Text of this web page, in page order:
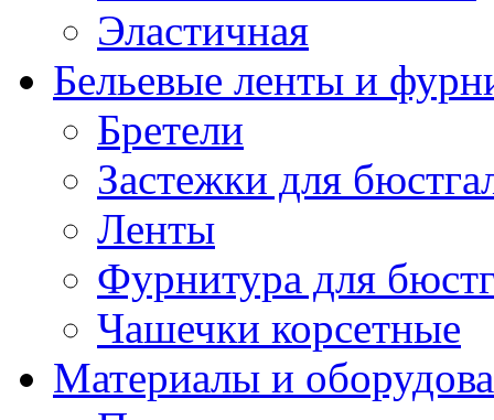
Эластичная
Бельевые ленты и
Бретели
Застежки для
Ленты
Фурнитура для
Чашечки корсетные
Материалы и